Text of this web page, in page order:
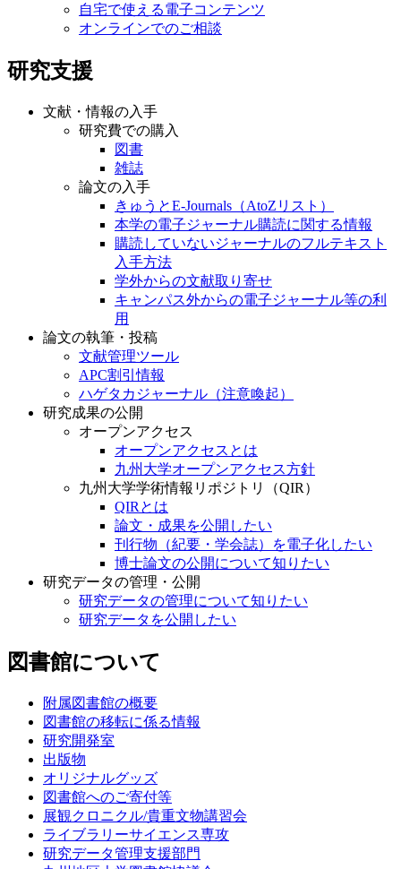
自宅で使える電子コンテンツ
オンラインでのご相談
研究支援
文献・情報の入手
研究費での購入
図書
雑誌
論文の入手
きゅうとE-Journals（AtoZリスト）
本学の電子ジャーナル購読に関する情報
購読していないジャーナルのフルテキスト
入手方法
学外からの文献取り寄せ
キャンパス外からの電子ジャーナル等の利
用
論文の執筆・投稿
文献管理ツール
APC割引情報
ハゲタカジャーナル（注意喚起）
研究成果の公開
オープンアクセス
オープンアクセスとは
九州大学オープンアクセス方針
九州大学学術情報リポジトリ（QIR）
QIRとは
論文・成果を公開したい
刊行物（紀要・学会誌）を電子化したい
博士論文の公開について知りたい
研究データの管理・公開
研究データの管理について知りたい
研究データを公開したい
図書館について
附属図書館の概要
図書館の移転に係る情報
研究開発室
出版物
オリジナルグッズ
図書館へのご寄付等
展観クロニクル/貴重文物講習会
ライブラリーサイエンス専攻
研究データ管理支援部門